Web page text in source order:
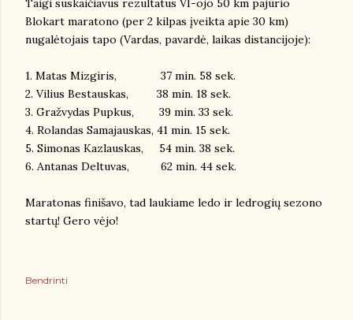
Taigi suskaičiavus rezultatus VI-ojo 50 km pajūrio
Blokart maratono (per 2 kilpas įveikta apie 30 km)
nugalėtojais tapo (Vardas, pavardė, laikas distancijoje):
1. Matas Mizgiris, 37 min. 58 sek.
2. Vilius Bestauskas, 38 min. 18 sek.
3. Gražvydas Pupkus, 39 min. 33 sek.
4. Rolandas Samajauskas, 41 min. 15 sek.
5. Simonas Kazlauskas, 54 min. 38 sek.
6. Antanas Deltuvas, 62 min. 44 sek.
Maratonas finišavo, tad laukiame ledo ir ledrogių sezono
startų! Gero vėjo!
Bendrinti